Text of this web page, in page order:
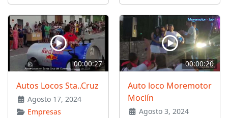
00:00:27
Autos Locos Sta..Cruz
Agosto 17, 2024
Empresas
00:00:20
Auto loco Moremotor
Moclín
Agosto 3, 2024